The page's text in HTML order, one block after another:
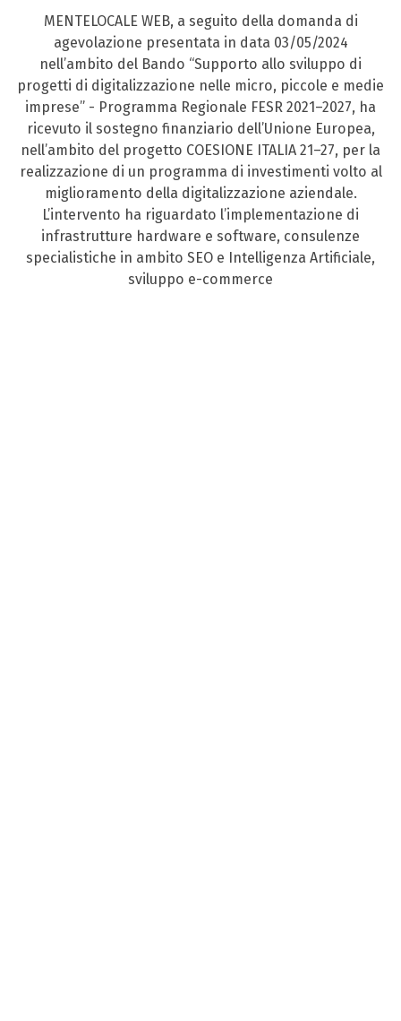
MENTELOCALE WEB, a seguito della domanda di
agevolazione presentata in data 03/05/2024
nell’ambito del Bando “Supporto allo sviluppo di
progetti di digitalizzazione nelle micro, piccole e medie
imprese” - Programma Regionale FESR 2021–2027, ha
ricevuto il sostegno finanziario dell’Unione Europea,
nell’ambito del progetto COESIONE ITALIA 21–27, per la
realizzazione di un programma di investimenti volto al
miglioramento della digitalizzazione aziendale.
L’intervento ha riguardato l’implementazione di
infrastrutture hardware e software, consulenze
specialistiche in ambito SEO e Intelligenza Artificiale,
sviluppo e-commerce